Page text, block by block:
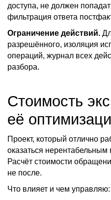
доступа, не должен
фильтрация ответа
Ограничение действий.
разрешённого, изоляция
операций, журнал всех
разбора.
Стоимость
её
Проект, который отлично
оказаться
Расчёт стоимости
не после.
Что влияет и чем управляю: